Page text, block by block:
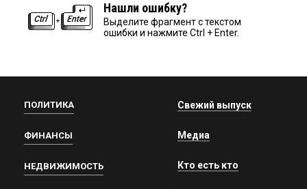
Нашли ошибку?
Выделите фрагмент с текстом
ошибки и нажмите Ctrl + Enter.
ПОЛИТИКА
ФИНАНСЫ
НЕДВИЖИМОСТЬ
Свежий выпуск
Медиа
Кто есть кто